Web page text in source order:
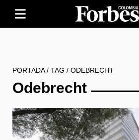
PORTADA/ TAG / ODEBRECHT
Odebrecht